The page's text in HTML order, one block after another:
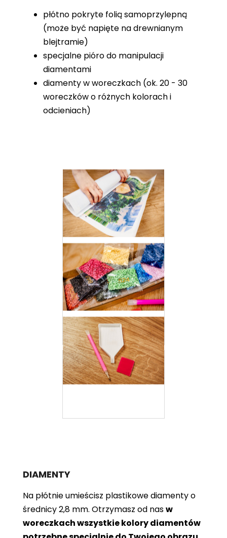
płótno pokryte folią samoprzylepną
(może być napięte na drewnianym
blejtramie)
specjalne pióro do manipulacji
diamentami
diamenty w woreczkach (ok. 20 - 30
woreczków o różnych kolorach i
odcieniach)
DIAMENTY
Na płótnie umieścisz plastikowe diamenty o
średnicy 2,8 mm. Otrzymasz od nasw
woreczkach wszystkie kolory diamentów